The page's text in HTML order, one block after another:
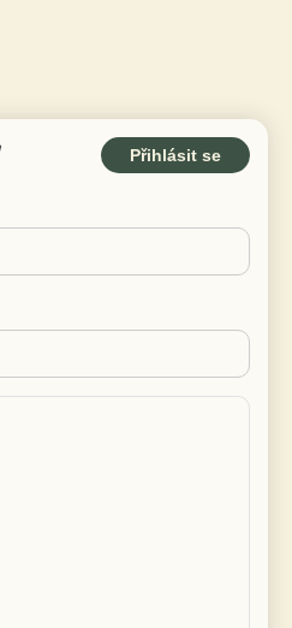
Přihlásit se